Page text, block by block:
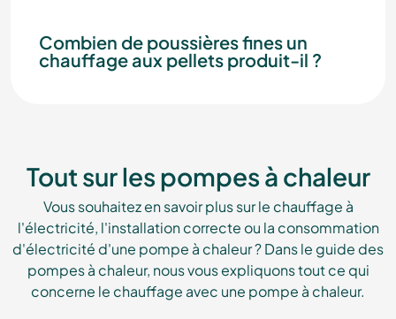
Combien de poussières fines un
chauffage aux pellets produit-il ?
Tout sur les pompes à chaleur
Vous souhaitez en savoir plus sur le chauffage à
l'électricité, l'installation correcte ou la consommation
d'électricité d'une pompe à chaleur ? Dans le guide des
pompes à chaleur, nous vous expliquons tout ce qui
concerne le chauffage avec une pompe à chaleur.